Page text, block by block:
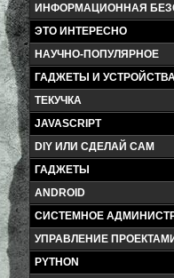
ИНФОРМАЦИОННАЯ
ЭТО ИНТЕРЕСНО
НАУЧНО-ПОПУЛЯРНОЕ
ГАДЖЕТЫ И
ТЕКУЧКА
JAVASCRIPT
DIY ИЛИ СДЕЛАЙ САМ
ГАДЖЕТЫ
ANDROID
СИСТЕМНОЕ
УПРАВЛЕНИЕ
PYTHON